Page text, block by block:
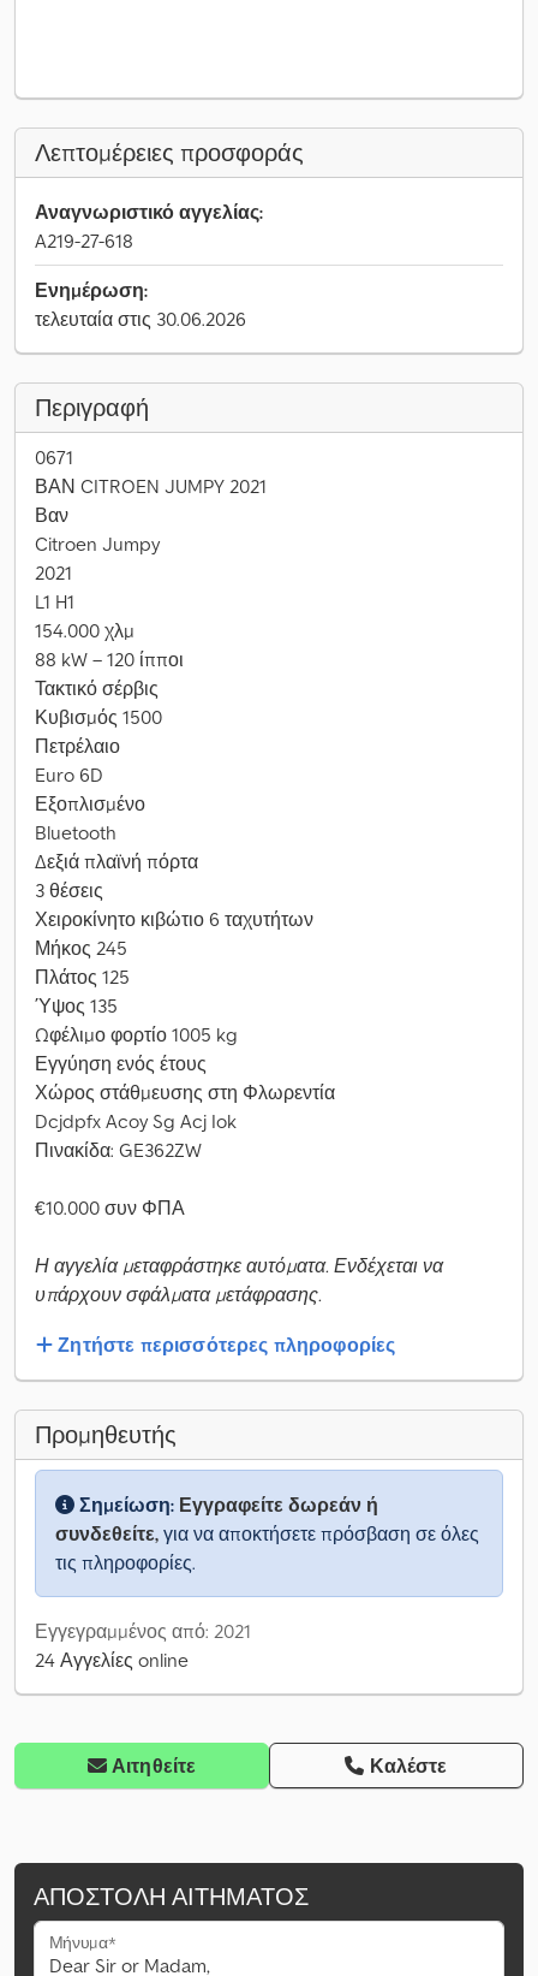
Λεπτομέρειες προσφοράς
Αναγνωριστικό αγγελίας:
A219-27-618
Ενημέρωση:
τελευταία στις 30.06.2026
Περιγραφή
0671
ΒΑΝ CITROEN JUMPY 2021
Βαν
Citroen Jumpy
2021
L1 H1
154.000 χλμ
88 kW – 120 ίπποι
Τακτικό σέρβις
Κυβισμός 1500
Πετρέλαιο
Euro 6D
Εξοπλισμένο
Bluetooth
Δεξιά πλαϊνή πόρτα
3 θέσεις
Χειροκίνητο κιβώτιο 6 ταχυτήτων
Μήκος 245
Πλάτος 125
Ύψος 135
Ωφέλιμο φορτίο 1005 kg
Εγγύηση ενός έτους
Χώρος στάθμευσης στη Φλωρεντία
Dcjdpfx Acoy Sg Acj Iok
Πινακίδα: GE362ZW
€10.000 συν ΦΠΑ
Η αγγελία μεταφράστηκε αυτόματα. Ενδέχεται να
υπάρχουν σφάλματα μετάφρασης.
Ζητήστε περισσότερες πληροφορίες
Προμηθευτής
Σημείωση: Εγγραφείτε δωρεάν ή
συνδεθείτε, για να αποκτήσετε πρόσβαση σε όλες
τις πληροφορίες.
Εγγεγραμμένος από: 2021
24 Αγγελίες online
Αιτηθείτε Καλέστε
ΑΠΟΣΤΟΛΉ ΑΙΤΉΜΑΤΟΣ
Μήνυμα*